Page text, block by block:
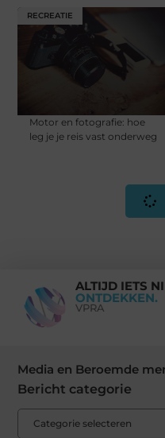
RECREATIE
Motor en fotografie: hoe
leg je je reis vast onderweg
ALTIJD IETS
ONTDEKKEN.
VPRA
Media en Beroemde
Bericht categorie